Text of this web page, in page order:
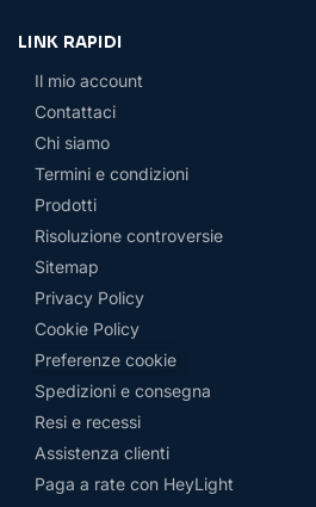
LINK RAPIDI
Il mio account
Contattaci
Chi siamo
Termini e condizioni
Prodotti
Risoluzione controversie
Sitemap
Privacy Policy
Cookie Policy
Preferenze cookie
Spedizioni e consegna
Resi e recessi
Assistenza clienti
Paga a rate con HeyLight